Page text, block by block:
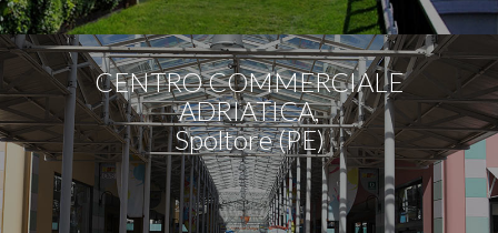
CENTRO COMMERCIALE
ADRIATICA,
Spoltore (PE)